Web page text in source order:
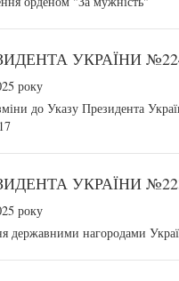
УКРАЇНИ
року
до Указу Президента
УКРАЇНИ
року
державними нагородами